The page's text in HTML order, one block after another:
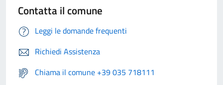
Contatta il comune
Leggi le domande frequenti
Richiedi Assistenza
Chiama il comune +39 035 718111